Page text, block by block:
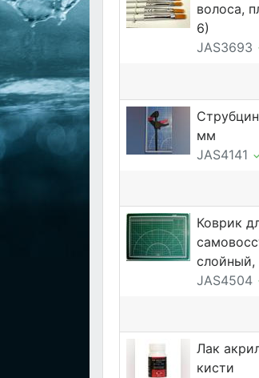
волоса,
6)
JAS3693
мм
JAS4141
Коврик
слойный,
JAS4504
Лак
кисти